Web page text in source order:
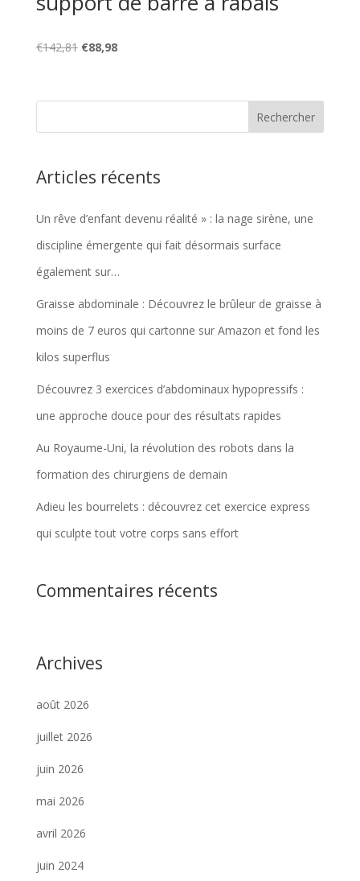
€142,81 Le
était :
€88,98Le
est :
Articles récents
Un rêve d’enfant devenu réalité » : la nage sirène, une
discipline émergente qui fait désormais surface
également sur…
Graisse abdominale : Découvrez le brûleur de graisse à
moins de 7 euros qui cartonne sur Amazon et fond les
kilos superflus
Découvrez 3 exercices d’abdominaux hypopressifs :
une approche douce pour des résultats rapides
Au Royaume-Uni, la révolution des robots dans la
formation des chirurgiens de demain
Adieu les bourrelets : découvrez cet exercice express
qui sculpte tout votre corps sans effort
Commentaires récents
Archives
août 2026
juillet 2026
juin 2026
mai 2026
avril 2026
juin 2024